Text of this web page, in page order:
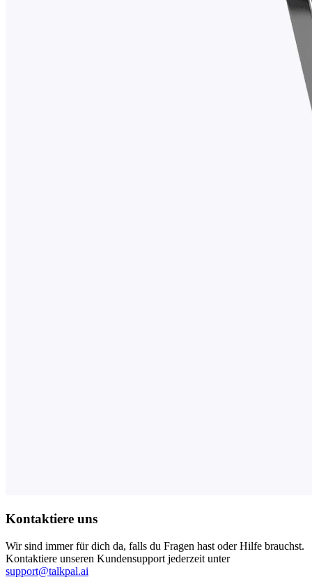
Kontaktiere uns
Wir sind immer für dich da, falls du Fragen hast oder Hilfe brauchst.
Kontaktiere unseren Kundensupport jederzeit unter
support@talkpal.ai